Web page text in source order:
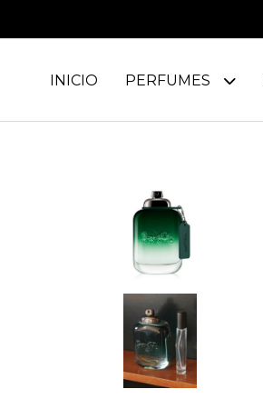
INICIO PERFUMES